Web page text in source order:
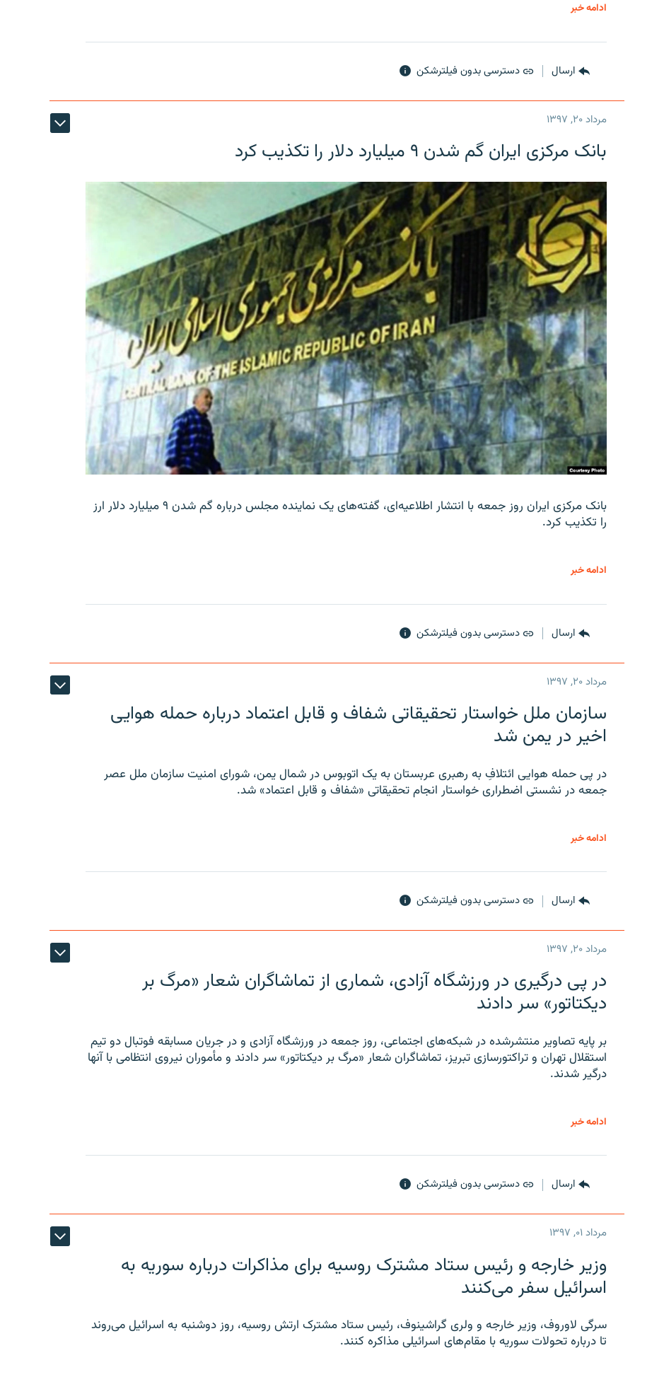
ادامه خبر
ارسال دسترسی بدون فیلترشکن
مرداد ۲۰, ۱۳۹۷
بانک مرکزی ایران گم شدن ۹ میلیارد دلار را تکذیب کرد
بانک مرکزی ایران روز جمعه با انتشار اطلاعیه‌ای، گفته‌های یک نماینده مجلس درباره گم شدن ۹ میلیارد دلار ارز
را تکذیب کرد.
ادامه خبر
ارسال دسترسی بدون فیلترشکن
مرداد ۲۰, ۱۳۹۷
سازمان ملل خواستار تحقیقاتی شفاف و قابل اعتماد درباره حمله هوایی
اخیر در یمن شد
در پی حمله هوایی ائتلافِ به رهبری عربستان به یک اتوبوس در شمال یمن، شورای امنیت سازمان ملل عصر
جمعه در نشستی اضطراری خواستار انجام تحقیقاتی «شفاف و قابل اعتماد» شد.
ادامه خبر
ارسال دسترسی بدون فیلترشکن
مرداد ۲۰, ۱۳۹۷
در پی درگیری در ورزشگاه آزادی، شماری از تماشاگران شعار «مرگ بر
دیکتاتور» سر دادند
بر پایه تصاویر منتشرشده در شبکه‌های اجتماعی، روز جمعه در ورزشگاه آزادی و در جریان مسابقه فوتبال دو تیم
استقلال تهران و تراکتورسازی تبریز، تماشاگران شعار «مرگ بر دیکتاتور» سر دادند و مأموران نیروی انتظامی با آنها
درگیر شدند.
ادامه خبر
ارسال دسترسی بدون فیلترشکن
مرداد ۰۱, ۱۳۹۷
وزیر خارجه و رئیس‌ ستاد مشترک روسیه برای مذاکرات درباره سوریه به
اسرائیل سفر می‌کنند
سرگی لاوروف، وزیر خارجه و ولری گراشینوف، رئیس ستاد مشترک ارتش روسیه، روز دوشنبه به اسرائیل می‌روند
تا درباره تحولات سوریه با مقام‌های اسرائیلی مذاکره کنند.